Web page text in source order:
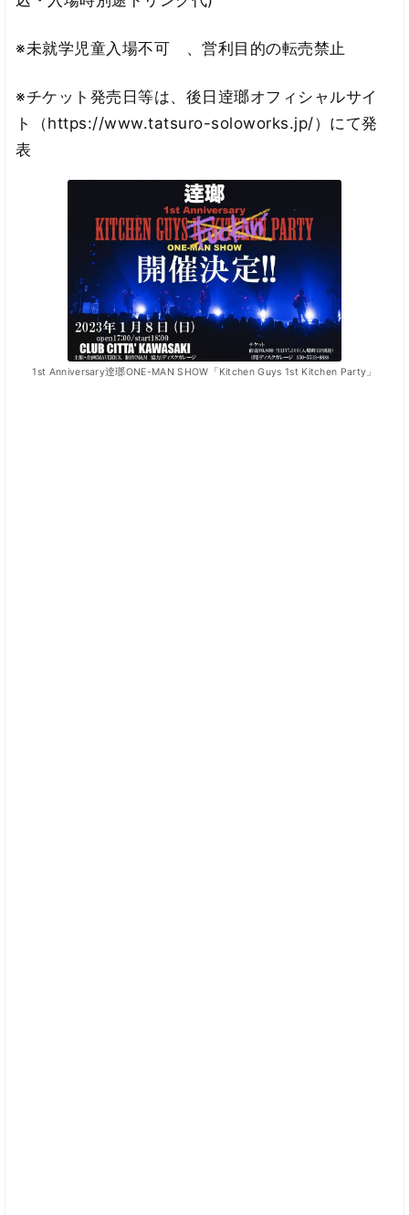
※未就学児童入場不可 、営利目的の転売禁止
※チケット発売日等は、後日逹瑯オフィシャルサイ
ト（https://www.tatsuro-soloworks.jp/）にて発
表
1st Anniversary逹瑯ONE-MAN SHOW「Kitchen Guys 1st Kitchen Party」